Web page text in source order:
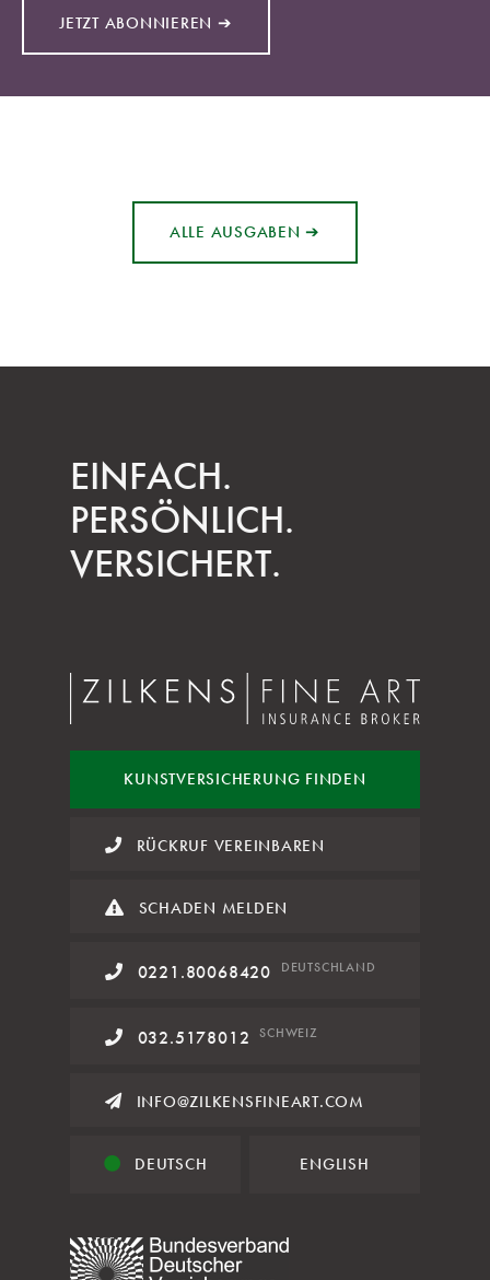
JETZT ABONNIEREN ➔
ALLE AUSGABEN ➔
EINFACH.
PERSÖNLICH.
VERSICHERT.
KUNSTVERSICHERUNG FINDEN
RÜCKRUF VEREINBAREN
SCHADEN MELDEN
0221.80068420 DEUTSCHLAND
032.5178012 SCHWEIZ
INFO@ZILKENSFINEART.COM
DEUTSCH ENGLISH